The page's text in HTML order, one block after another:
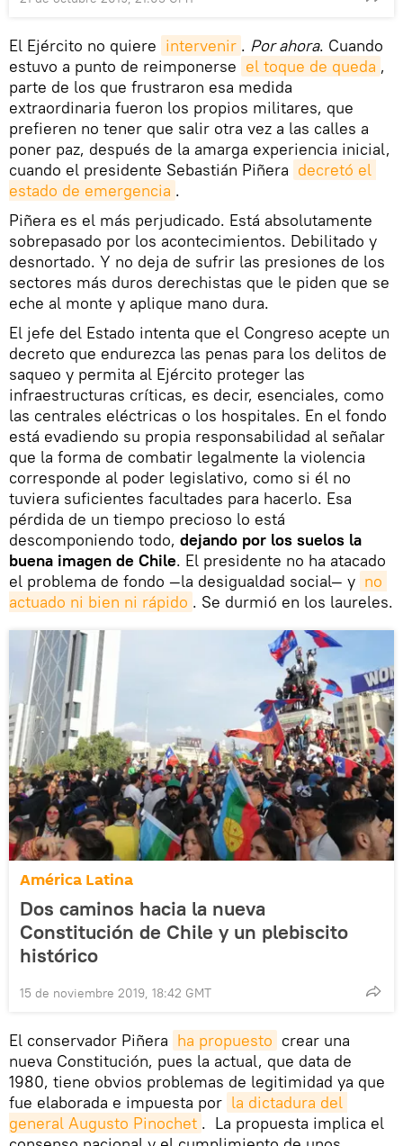
El Ejército no quiere intervenir . Por ahora. Cuando
estuvo a punto de reimponerse el toque de queda ,
parte de los que frustraron esa medida
extraordinaria fueron los propios militares, que
prefieren no tener que salir otra vez a las calles a
poner paz, después de la amarga experiencia inicial,
cuando el presidente Sebastián Piñera decretó el
estado de emergencia .
Piñera es el más perjudicado. Está absolutamente
sobrepasado por los acontecimientos. Debilitado y
desnortado. Y no deja de sufrir las presiones de los
sectores más duros derechistas que le piden que se
eche al monte y aplique mano dura.
El jefe del Estado intenta que el Congreso acepte un
decreto que endurezca las penas para los delitos de
saqueo y permita al Ejército proteger las
infraestructuras críticas, es decir, esenciales, como
las centrales eléctricas o los hospitales. En el fondo
está evadiendo su propia responsabilidad al señalar
que la forma de combatir legalmente la violencia
corresponde al poder legislativo, como si él no
tuviera suficientes facultades para hacerlo. Esa
pérdida de un tiempo precioso lo está
descomponiendo todo, dejando por los suelos la
buena imagen de Chile. El presidente no ha atacado
el problema de fondo —la desigualdad social— y no
actuado ni bien ni rápido . Se durmió en los laureles.
América Latina
Dos caminos hacia la nueva
Constitución de Chile y un plebiscito
histórico
15 de noviembre 2019, 18:42 GMT
El conservador Piñera ha propuesto crear una
nueva Constitución, pues la actual, que data de
1980, tiene obvios problemas de legitimidad ya que
fue elaborada e impuesta por la dictadura del
general Augusto Pinochet . La propuesta implica el